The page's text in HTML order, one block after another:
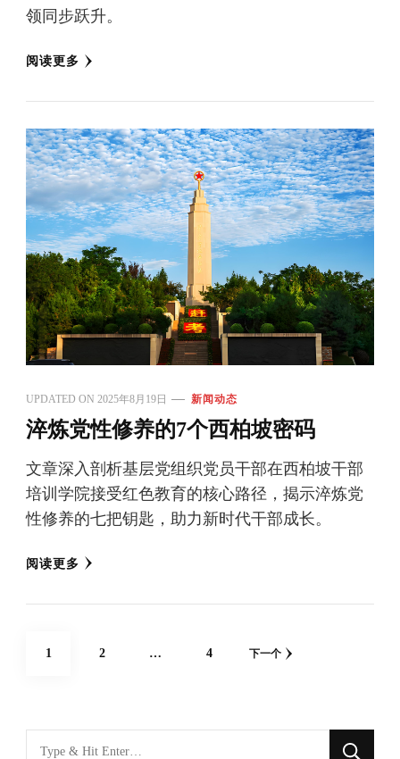
领同步跃升。
阅读更多
UPDATED ON 2025年8月19日 新闻动态
淬炼党性修养的7个西柏坡密码
文章深入剖析基层党组织党员干部在西柏坡干部
培训学院接受红色教育的核心路径，揭示淬炼党
性修养的七把钥匙，助力新时代干部成长。
阅读更多
文
页
网1 网
2 … 网
4 下一个